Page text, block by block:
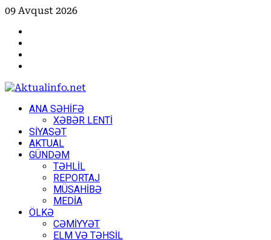
Skip
content
09 Avqust 2026
PrimaryANA SƏHİFƏ
XƏBƏR LENTİ
SİYASƏT
AKTUAL
GÜNDƏM
TƏHLİL
REPORTAJ
MÜSAHİBƏ
MEDİA
ÖLKƏ
CƏMİYYƏT
ELM VƏ TƏHSİL